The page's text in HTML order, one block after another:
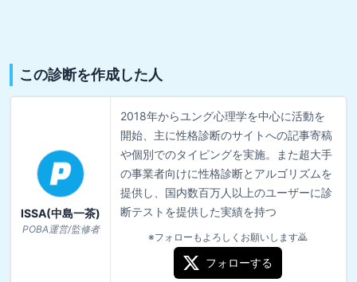
この診断を作成した人
ISSA(中島一茶)
POBA運営/監修者
2018年からユング心理学を中心に活動を
開始、主に性格診断のサイトへの記事寄稿
や個別でのタイピングを実施。また超大手
の事業者向けに性格診断とアルゴリズムを
提供し、国内数百万人以上のユーザーに診
断テストを提供した実績を持つ
※フォローもよろしくお願いします🙇
フォローする